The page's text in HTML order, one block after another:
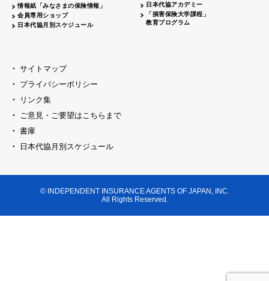
情報紙「みなさまの保険情報」
会員専用ショップ
日本代協月別スケジュール
日本代協アカデミー
「損害保険大学課程」
教育プログラム
サイトマップ
プライバシーポリシー
リンク集
ご意見・ご要望はこちらまで
書庫
日本代協月別スケジュール
© INDEPENDENT INSURANCE AGENTS OF JAPAN, INC.
All Rights Reserved.